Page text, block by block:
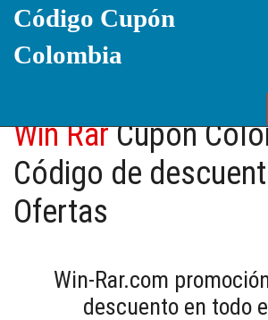
Código Cupón
Colombia
Win RarCupón
Código de
Ofertas
Win-Rar.com
descuento en todo